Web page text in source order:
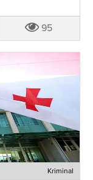
95
Kriminal